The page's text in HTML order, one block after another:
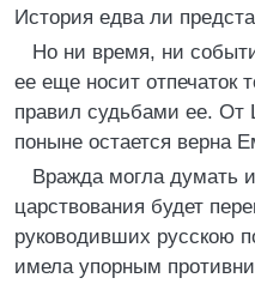
История едва ли
Но ни время, ни
ее еще носит отпечаток
правил судьбами ее. От
поныне остается верна
Вражда могла думать
царствования будет
руководивших русскою
имела упорным